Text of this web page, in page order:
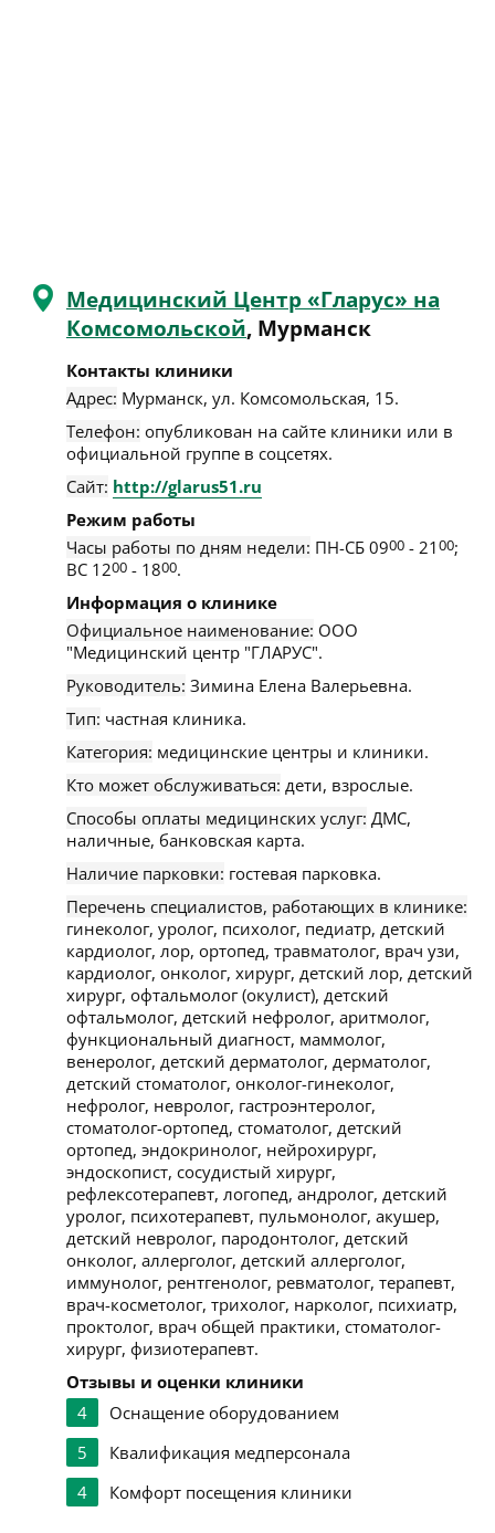
Медицинский Центр «Гларус» на
Комсомольской, Мурманск
Контакты клиники
Адрес: Мурманск, ул. Комсомольская, 15.
Телефон: опубликован на сайте клиники или в
официальной группе в соцсетях.
Сайт: http://glarus51.ru
Режим работы
Часы работы по дням недели: ПН-СБ 0900 - 2100;
ВС 1200 - 1800.
Информация о клинике
Официальное наименование: ООО
"Медицинский центр "ГЛАРУС".
Руководитель: Зимина Елена Валерьевна.
Тип: частная клиника.
Категория: медицинские центры и клиники.
Кто может обслуживаться: дети, взрослые.
Способы оплаты медицинских услуг: ДМС,
наличные, банковская карта.
Наличие парковки: гостевая парковка.
Перечень специалистов, работающих в клинике:
гинеколог, уролог, психолог, педиатр, детский
кардиолог, лор, ортопед, травматолог, врач узи,
кардиолог, онколог, хирург, детский лор, детский
хирург, офтальмолог (окулист), детский
офтальмолог, детский нефролог, аритмолог,
функциональный диагност, маммолог,
венеролог, детский дерматолог, дерматолог,
детский стоматолог, онколог-гинеколог,
нефролог, невролог, гастроэнтеролог,
стоматолог-ортопед, стоматолог, детский
ортопед, эндокринолог, нейрохирург,
эндоскопист, сосудистый хирург,
рефлексотерапевт, логопед, андролог, детский
уролог, психотерапевт, пульмонолог, акушер,
детский невролог, пародонтолог, детский
онколог, аллерголог, детский аллерголог,
иммунолог, рентгенолог, ревматолог, терапевт,
врач-косметолог, трихолог, нарколог, психиатр,
проктолог, врач общей практики, стоматолог-
хирург, физиотерапевт.
Отзывы и оценки клиники
4
Оснащение оборудованием
5
Квалификация медперсонала
4
Комфорт посещения клиники